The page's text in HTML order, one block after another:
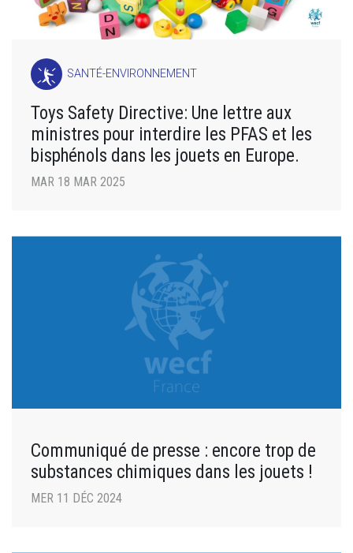
SANTÉ-ENVIRONNEMENT
Toys Safety Directive: Une lettre aux
ministres pour interdire les PFAS et les
bisphénols dans les jouets en Europe.
MAR 18 MAR 2025
Communiqué de presse : encore trop de
substances chimiques dans les jouets !
MER 11 DÉC 2024